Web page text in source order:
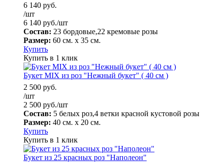
6 140 руб.
/шт
6 140 руб./шт
Состав: 23 бордовые,22 кремовые розы
Размер: 60 см. х 35 см.
Купить
Купить в 1 клик
Букет MIX из роз "Нежный букет" ( 40 см )
2 500 руб.
/шт
2 500 руб./шт
Состав: 5 белых роз,4 ветки красной кустовой розы
Размер: 40 см. х 20 см.
Купить
Купить в 1 клик
Букет из 25 красных роз "Наполеон"